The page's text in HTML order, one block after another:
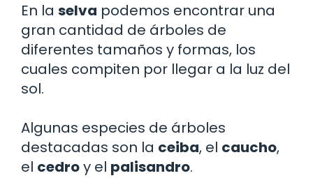
En la selva podemos encontrar una
gran cantidad de árboles de
diferentes tamaños y formas, los
cuales compiten por llegar a la luz del
sol.
Algunas especies de árboles
destacadas son la ceiba, el caucho,
el cedroy el palisandro.